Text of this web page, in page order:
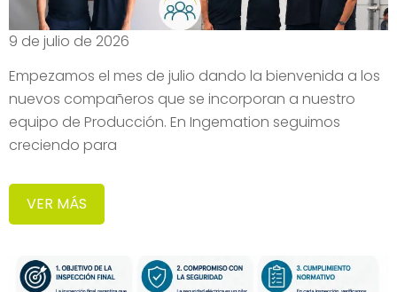
9 de julio de 2026
Empezamos el mes de julio dando la bienvenida a los
nuevos compañeros que se incorporan a nuestro
equipo de Producción. En Ingemation seguimos
creciendo para
VER MÁS